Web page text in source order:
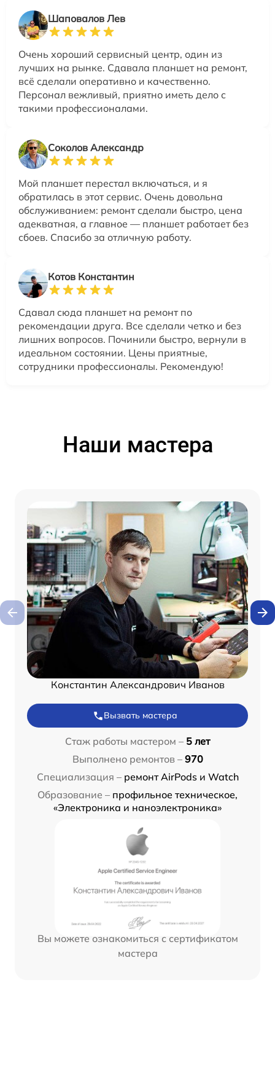
Шаповалов Лев
Очень хороший сервисный центр, один из
лучших на рынке. Сдавала планшет на ремонт,
всё сделали оперативно и качественно.
Персонал вежливый, приятно иметь дело с
такими профессионалами.
Соколов Александр
Мой планшет перестал включаться, и я
обратилась в этот сервис. Очень довольна
обслуживанием: ремонт сделали быстро, цена
адекватная, а главное — планшет работает без
сбоев. Спасибо за отличную работу.
Котов Константин
Сдавал сюда планшет на ремонт по
рекомендации друга. Все сделали четко и без
лишних вопросов. Починили быстро, вернули в
идеальном состоянии. Цены приятные,
сотрудники профессионалы. Рекомендую!
Наши мастера
Константин Александрович Иванов
Вызвать мастера
Стаж работы мастером – 5 лет
Выполнено ремонтов – 970
Специализация – ремонт AirPods и Watch
Образование – профильное техническое,
«Электроника и наноэлектроника»
Вы можете ознакомиться с сертификатом
мастера